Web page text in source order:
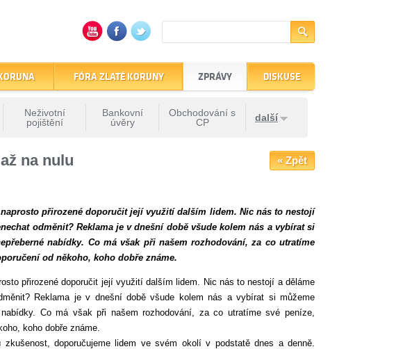
FÓRA ZLATÉ KORUNY ZPRÁVY
Neživotní
pojištění
Bankovní
úvěry
Obchodování s
CP
další
DISKUSE
« Zpět
na nulu
přirozené doporučit její využití dalším lidem. Nic nás to nestojí
odměnit? Reklama je v dnešní době všude kolem nás a vybírat si
nabídky. Co má však při našem rozhodování, za co utratíme
od někoho, koho dobře známe.
přirozené doporučit její využití dalším lidem. Nic nás to nestojí a děláme
Reklama je v dnešní době všude kolem nás a vybírat si můžeme
Co má však při našem rozhodování, za co utratíme své peníze,
koho dobře známe.
doporučujeme lidem ve svém okolí v podstatě dnes a denně.